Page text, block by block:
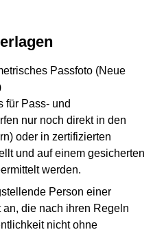
Passfoto (Neue
für Pass- und
nur noch direkt in den
oder in zertifizierten
und auf einem gesicherten
werden.
Person einer
die nach ihren Regeln
nicht ohne